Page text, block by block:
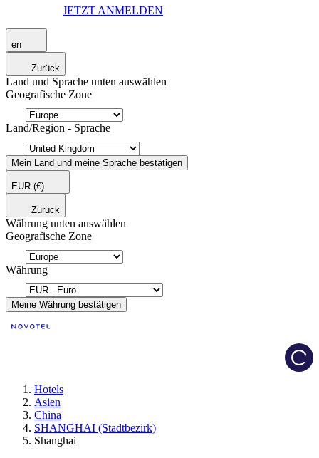
JETZT ANMELDEN
en
Zurück
Land und Sprache unten auswählen
Geografische Zone
Land/Region - Sprache
Mein Land und meine Sprache bestätigen
EUR (€)
Zurück
Währung unten auswählen
Geografische Zone
Währung
Meine Währung bestätigen
Hotels
Asien
China
SHANGHAI (Stadtbezirk)
Shanghai